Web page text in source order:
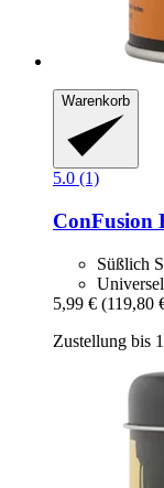
Warenkorb
5.0 (1)
ConFusion
Süßlich
5,99 € (119,80
Zustellung bis